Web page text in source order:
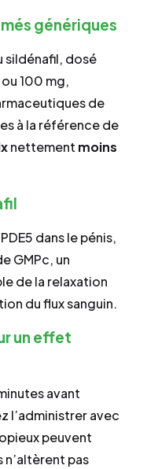
génériques
sildénafil, dosé
100 mg,
de
à la référence de
nettement moins
dans le pénis,
GMPc, un
de la relaxation
du flux sanguin.
un effet
avant
l’administrer avec
peuvent
n’altèrent pas